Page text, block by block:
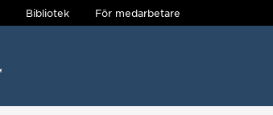
Bibliotek För medarbetare